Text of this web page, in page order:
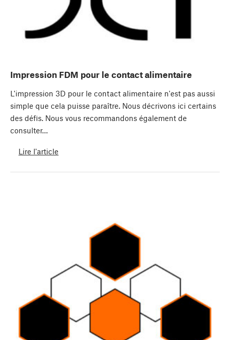
Impression FDM pour le contact alimentaire
L'impression 3D pour le contact alimentaire n'est pas aussi
simple que cela puisse paraître. Nous décrivons ici certains
des défis. Nous vous recommandons également de
consulter…
Lire l'article